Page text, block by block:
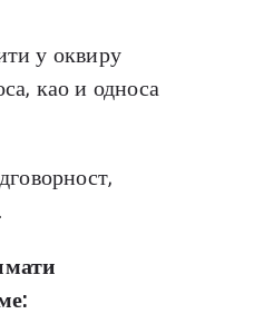
у оквиру
као и односа